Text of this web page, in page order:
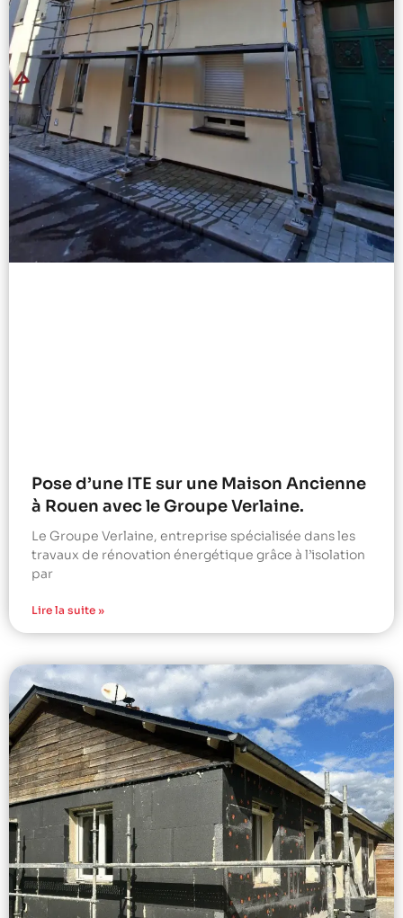
Pose d’une ITE sur une Maison Ancienne
à Rouen avec le Groupe Verlaine.
Le Groupe Verlaine, entreprise spécialisée dans les
travaux de rénovation énergétique grâce à l’isolation
par
Lire la suite »